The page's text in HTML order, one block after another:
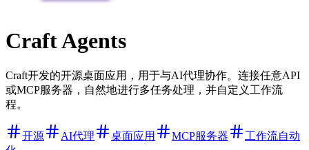
Craft Agents
Craft开发的开源桌面应用，用于与AI代理协作。连接任意API
或MCP服务器，自然地进行多任务处理，并自定义工作流
程。
开源 AI代理 桌面应用 MCP服务器
工作流自动